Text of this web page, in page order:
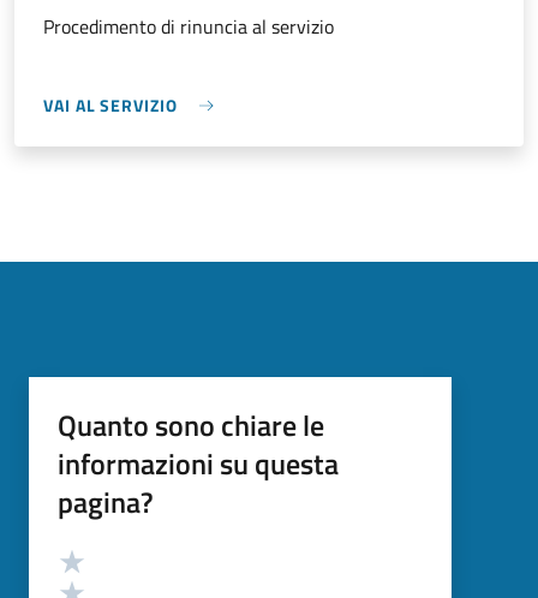
Procedimento di rinuncia al servizio
VAI AL SERVIZIO
Quanto sono chiare le
informazioni su questa
pagina?
Valutazione